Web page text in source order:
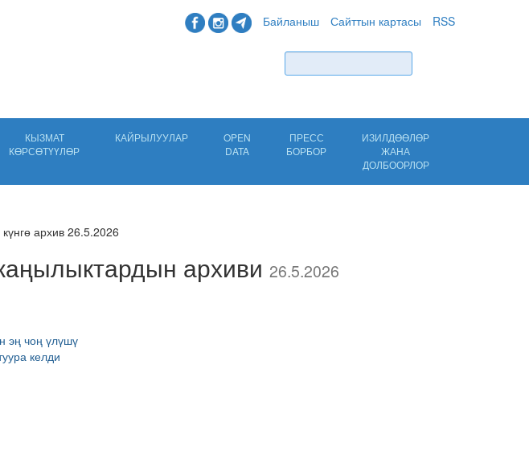
Байланыш Сайттын картасы RSS
КЫЗМАТ
КӨРСӨТҮҮЛӨР
КАЙРЫЛУУЛАР
OPEN
DATA
ПРЕСС
БОРБОР
ИЗИЛДӨӨЛӨР
ЖАНА
ДОЛБООРЛОР
күнгө архив 26.5.2026
архиви 26.5.2026
эң чоң үлүшү
келди